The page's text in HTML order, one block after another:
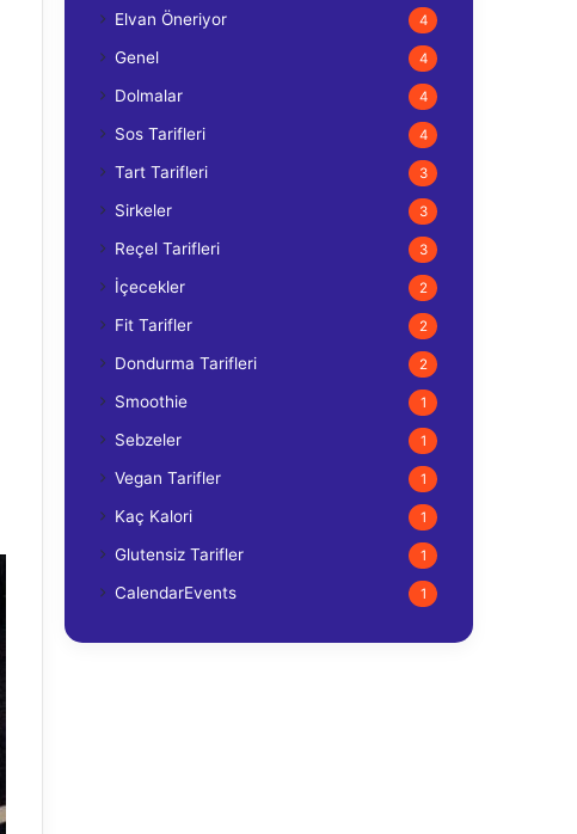
Elvan Öneriyor 4
Genel 4
Dolmalar 4
Sos Tarifleri 4
Tart Tarifleri 3
Sirkeler 3
Reçel Tarifleri 3
İçecekler 2
Fit Tarifler 2
Dondurma Tarifleri 2
Smoothie 1
Sebzeler 1
Vegan Tarifler 1
Kaç Kalori 1
Glutensiz Tarifler 1
CalendarEvents 1